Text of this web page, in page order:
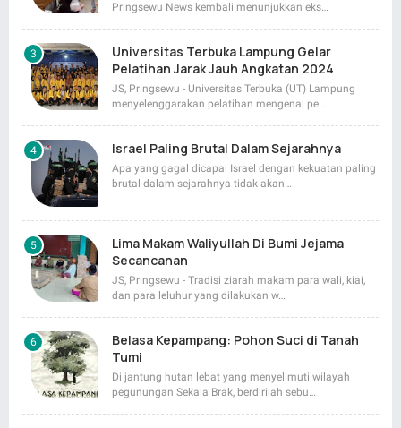
Pringsewu News kembali menunjukkan eks…
Universitas Terbuka Lampung Gelar
Pelatihan Jarak Jauh Angkatan 2024
JS, Pringsewu - Universitas Terbuka (UT) Lampung
menyelenggarakan pelatihan mengenai pe…
Israel Paling Brutal Dalam Sejarahnya
Apa yang gagal dicapai Israel dengan kekuatan paling
brutal dalam sejarahnya tidak akan…
Lima Makam Waliyullah Di Bumi Jejama
Secancanan
JS, Pringsewu - Tradisi ziarah makam para wali, kiai,
dan para leluhur yang dilakukan w…
Belasa Kepampang: Pohon Suci di Tanah
Tumi
Di jantung hutan lebat yang menyelimuti wilayah
pegunungan Sekala Brak, berdirilah sebu…